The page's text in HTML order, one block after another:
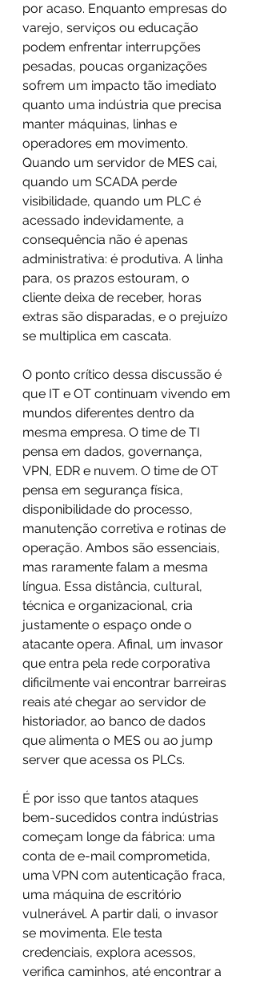
por acaso. Enquanto empresas do
varejo, serviços ou educação
podem enfrentar interrupções
pesadas, poucas organizações
sofrem um impacto tão imediato
quanto uma indústria que precisa
manter máquinas, linhas e
operadores em movimento.
Quando um servidor de MES cai,
quando um SCADA perde
visibilidade, quando um PLC é
acessado indevidamente, a
consequência não é apenas
administrativa: é produtiva. A linha
para, os prazos estouram, o
cliente deixa de receber, horas
extras são disparadas, e o prejuízo
se multiplica em cascata.
O ponto crítico dessa discussão é
que IT e OT continuam vivendo em
mundos diferentes dentro da
mesma empresa. O time de TI
pensa em dados, governança,
VPN, EDR e nuvem. O time de OT
pensa em segurança física,
disponibilidade do processo,
manutenção corretiva e rotinas de
operação. Ambos são essenciais,
mas raramente falam a mesma
língua. Essa distância, cultural,
técnica e organizacional, cria
justamente o espaço onde o
atacante opera. Afinal, um invasor
que entra pela rede corporativa
dificilmente vai encontrar barreiras
reais até chegar ao servidor de
historiador, ao banco de dados
que alimenta o MES ou ao jump
server que acessa os PLCs.
É por isso que tantos ataques
bem-sucedidos contra indústrias
começam longe da fábrica: uma
conta de e-mail comprometida,
uma VPN com autenticação fraca,
uma máquina de escritório
vulnerável. A partir dali, o invasor
se movimenta. Ele testa
credenciais, explora acessos,
verifica caminhos, até encontrar a